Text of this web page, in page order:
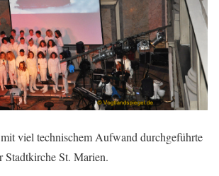
viel technischem Aufwand durchgeführte
Stadtkirche St. Marien.